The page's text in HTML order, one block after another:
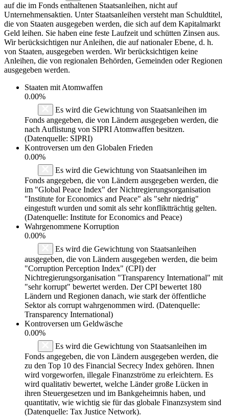
auf die im Fonds enthaltenen Staatsanleihen, nicht auf
Unternehmensaktien. Unter Staatsanleihen versteht man Schuldtitel,
die von Staaten ausgegeben werden, die sich auf dem Kapitalmarkt
Geld leihen. Sie haben eine feste Laufzeit und schütten Zinsen aus.
Wir berücksichtigen nur Anleihen, die auf nationaler Ebene, d. h.
von Staaten, ausgegeben werden. Wir berücksichtigen keine
Anleihen, die von regionalen Behörden, Gemeinden oder Regionen
ausgegeben werden.
Staaten mit Atomwaffen
0.00%
Es wird die Gewichtung von Staatsanleihen im
Fonds angegeben, die von Ländern ausgegeben werden, die
nach Auflistung von SIPRI Atomwaffen besitzen.
(Datenquelle: SIPRI)
Kontroversen um den Globalen Frieden
0.00%
Es wird die Gewichtung von Staatsanleihen im
Fonds angegeben, die von Ländern ausgegeben werden, die
im "Global Peace Index" der Nichtregierungsorganisation
"Institute for Economics and Peace" als "sehr niedrig"
eingestuft wurden und somit als sehr konfliktträchtig gelten.
(Datenquelle: Institute for Economics and Peace)
Wahrgenommene Korruption
0.00%
Es wird die Gewichtung von Staatsanleihen
ausgegeben, die von Ländern ausgegeben werden, die beim
"Corruption Perception Index" (CPI) der
Nichtregierungsorganisation "Transparency International" mit
"sehr korrupt" bewertet werden. Der CPI bewertet 180
Ländern und Regionen danach, wie stark der öffentliche
Sektor als corrupt wahrgenommen wird. (Datenquelle:
Transparency International)
Kontroversen um Geldwäsche
0.00%
Es wird die Gewichtung von Staatsanleihen im
Fonds angegeben, die von Ländern ausgegeben werden, die
zu den Top 10 des Financial Secrecy Index gehören. Ihnen
wird vorgeworfen, illegale Finanzströme zu erleichtern. Es
wird qualitativ bewertet, welche Länder große Lücken in
ihren Steuergesetzen und im Bankgeheimnis haben, und
quantitativ, wie wichtig sie für das globale Finanzsystem sind
(Datenquelle: Tax Justice Network).